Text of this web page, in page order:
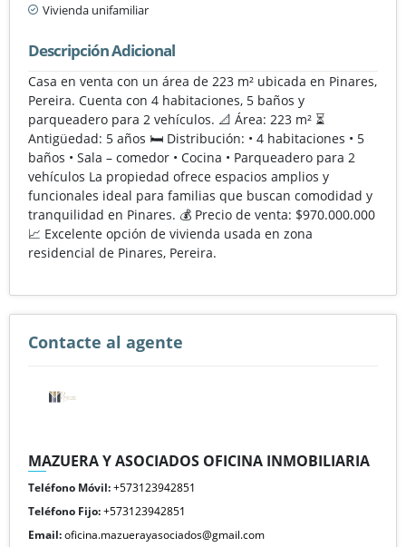
Vivienda unifamiliar
Descripción Adicional
Casa en venta con un área de 223 m² ubicada en Pinares,
Pereira. Cuenta con 4 habitaciones, 5 baños y
parqueadero para 2 vehículos. 📐 Área: 223 m² ⏳
Antigüedad: 5 años 🛏️ Distribución: • 4 habitaciones • 5
baños • Sala – comedor • Cocina • Parqueadero para 2
vehículos La propiedad ofrece espacios amplios y
funcionales ideal para familias que buscan comodidad y
tranquilidad en Pinares. 💰 Precio de venta: $970.000.000
📈 Excelente opción de vivienda usada en zona
residencial de Pinares, Pereira.
Contacte al agente
MAZUERA Y ASOCIADOS OFICINA INMOBILIARIA
Teléfono Móvil:+573123942851
Teléfono Fijo:+573123942851
Email:oficina.mazuerayasociados@gmail.com